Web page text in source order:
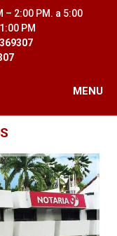
– 2:00 PM. a 5:00
PM
MENU